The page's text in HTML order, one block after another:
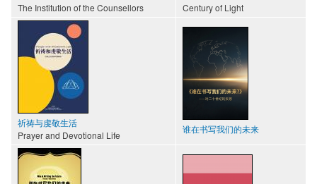
The Institution of the Counsellors
Century of Light
祈祷与虔敬生活
Prayer and Devotional Life
谁在书写我们的未来